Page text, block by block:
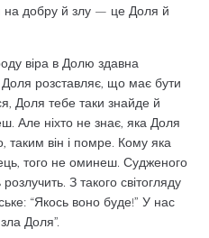
на добру й злу — це Доля й
віра в Долю здавна
розставляє, що має бути
Доля тебе таки знайде й
Але ніхто не знає, яка Доля
таким він і помре. Кому яка
того не оминеш. Судженого
З такого світогляду
“Якось воно буде!” У нас
Доля”.